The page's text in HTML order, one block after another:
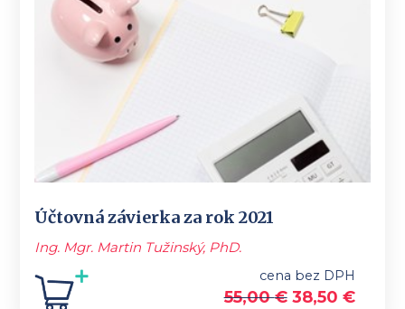
Účtovná závierka za rok 2021
Ing. Mgr. Martin Tužinský, PhD.
cena bez DPH
55,00€ 38,50 €